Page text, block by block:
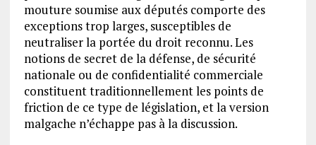
mouture soumise aux députés comporte des
exceptions trop larges, susceptibles de
neutraliser la portée du droit reconnu. Les
notions de secret de la défense, de sécurité
nationale ou de confidentialité commerciale
constituent traditionnellement les points de
friction de ce type de législation, et la version
malgache n’échappe pas à la discussion.